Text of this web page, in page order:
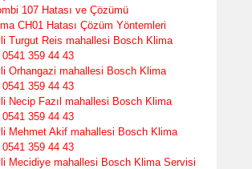
107 Hatası ve Çözümü
CH01 Hatası Çözüm Yöntemleri
Turgut Reis mahallesi Bosch Klima
359 44 43
Orhangazi mahallesi Bosch Klima
359 44 43
Necip Fazıl mahallesi Bosch Klima
359 44 43
Mehmet Akif mahallesi Bosch Klima
359 44 43
Mecidiye mahallesi Bosch Klima Servisi